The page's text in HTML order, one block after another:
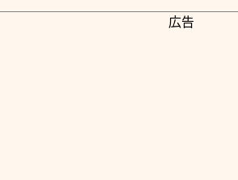
広告